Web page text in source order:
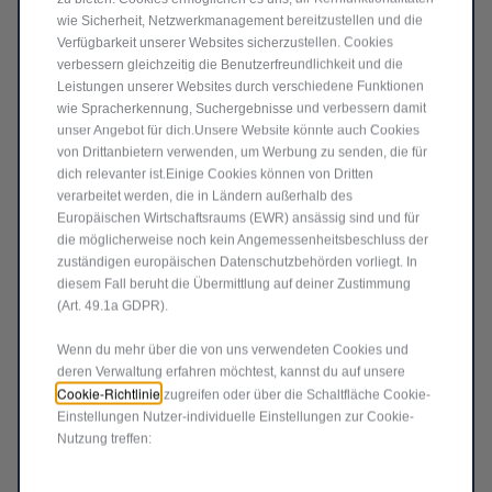
Price
is
68,89
€
Quantity
updated
to:
1
In den Warenkorb
Code 50290934
DACHAUFKLEBER – BLATT
wie Sicherheit, Netzwerkmanagement bereitzustellen und die
Verfügbarkeit unserer Websites sicherzustellen. Cookies
verbessern gleichzeitig die Benutzerfreundlichkeit und die
Leistungen unserer Websites durch verschiedene Funktionen
wie Spracherkennung, Suchergebnisse und verbessern damit
unser Angebot für dich.Unsere Website könnte auch Cookies
von Drittanbietern verwenden, um Werbung zu senden, die für
dich relevanter ist.Einige Cookies können von Dritten
verarbeitet werden, die in Ländern außerhalb des
Europäischen Wirtschaftsraums (EWR) ansässig sind und für
die möglicherweise noch kein Angemessenheitsbeschluss der
zuständigen europäischen Datenschutzbehörden vorliegt. In
diesem Fall beruht die Übermittlung auf deiner Zustimmung
(Art. 49.1a GDPR).
Wenn du mehr über die von uns verwendeten Cookies und
deren Verwaltung erfahren möchtest, kannst du auf unsere
Cookie-Richtlinie zugreifen oder über die Schaltfläche Cookie-
Einstellungen Nutzer-individuelle Einstellungen zur Cookie-
Nutzung treffen: